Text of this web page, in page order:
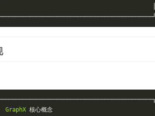
GraphX 核心概念